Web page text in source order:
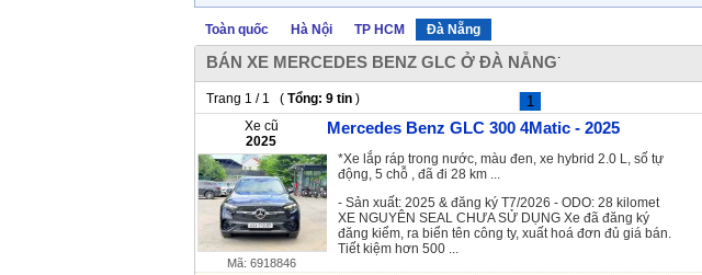
Toàn quốc Hà Nội TP HCM Đà Nẵng
BÁN XE MERCEDES BENZ GLC Ở ĐÀ NẴNG
Trang 1 / 1 ( Tổng: 9 tin ) 1
Xe cũ
2025
Mercedes Benz GLC 300 4Matic - 2025
Mã: 6918846
*Xe lắp ráp trong nước, màu đen, xe hybrid 2.0 L, số tự
động, 5 chỗ , đã đi 28 km ...
- Sản xuất: 2025 & đăng ký T7/2026 - ODO: 28 kilomet
XE NGUYÊN SEAL CHƯA SỬ DỤNG Xe đã đăng ký
đăng kiểm, ra biển tên công ty, xuất hoá đơn đủ giá bán.
Tiết kiệm hơn 500 ...